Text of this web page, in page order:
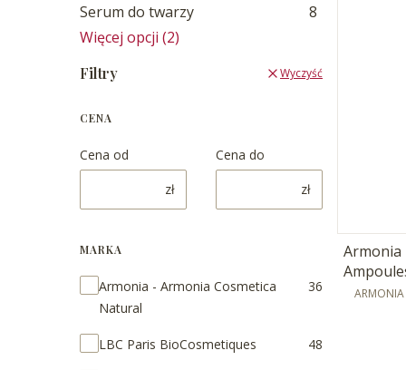
Serum do twarzy
8
Więcej opcji (2)
Filtry Wyczyść
CENA
Cena od
zł
Cena do
zł
MARKA
Marka
Armonia - Armonia Cosmetica
Natural
36
LBC Paris BioCosmetiques 48
Armonia